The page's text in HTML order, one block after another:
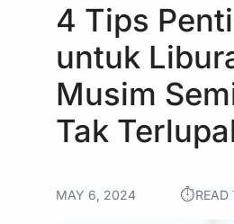
4 Tips
untuk
Musim
Tak
MAY 6, 2024 ⏱︎READ